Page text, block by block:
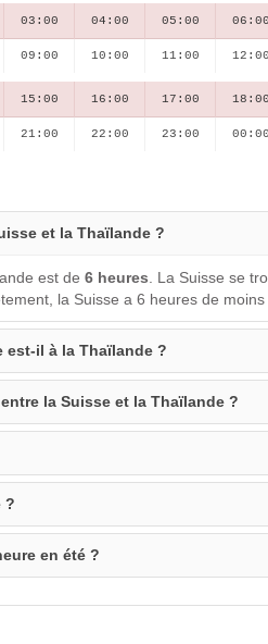
03:00 04:00 05:00 06:00
09:00 10:00 11:00 12:00
15:00 16:00 17:00 18:00
21:00 22:00 23:00 00:00
et la Thaïlande ?
est de 6 heures . La Suisse se
la Suisse a 6 heures de moins
est-il à la Thaïlande ?
la Suisse et la Thaïlande ?
?
en été ?